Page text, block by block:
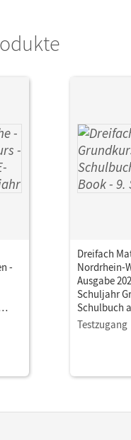
-
Dreifach
Nordrhein-
Ausgabe
Schuljahr
Schulbuch
Mit Medien
Testzugang